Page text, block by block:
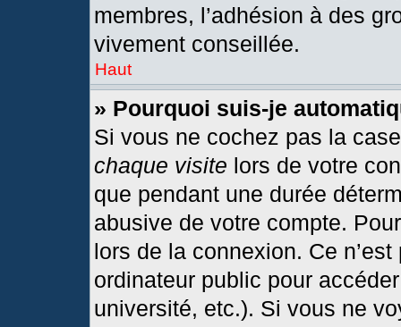
membres, l’adhésion à des
vivement conseillée.
Haut
» Pourquoi suis-je
Si vous ne cochez pas la
chaque visite lors de votre
que pendant une durée
abusive de votre compte.
lors de la connexion. Ce
ordinateur public pour
université, etc.). Si vous ne